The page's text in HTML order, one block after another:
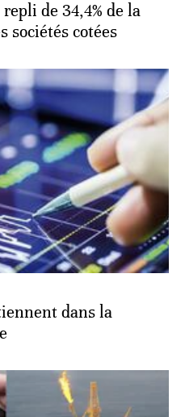
de 34,4% de la
sociétés cotées
dans la